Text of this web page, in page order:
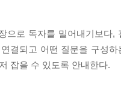
으로 독자를 밀어내기보다
결되고 어떤 질문을 구성
잡을 수 있도록 안내한다.